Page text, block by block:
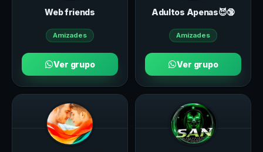
Web friends
Amizades
Ver grupo
Adultos Apenas😈🔞
Amizades
Ver grupo